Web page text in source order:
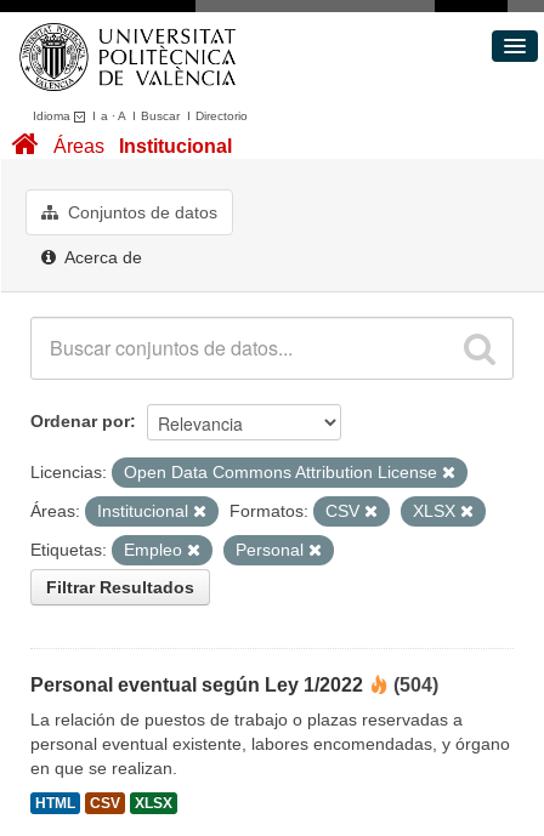
Idioma I a ·A I BuscarI Directorio
Conjuntos de datos
Acerca de
Áreas Institucional
Conjuntos de datos
Acerca de
Ordenar por
Licencias:
Open Data Commons Attribution License
Áreas:
Institucional Formatos: CSV
XLSX
Etiquetas:
Empleo
Personal
Filtrar Resultados
Personal eventual según Ley 1/2022 (504)
La relación de puestos de trabajo o plazas reservadas a
personal eventual existente, labores encomendadas, y órgano
en que se realizan.
HTML CSV XLSX